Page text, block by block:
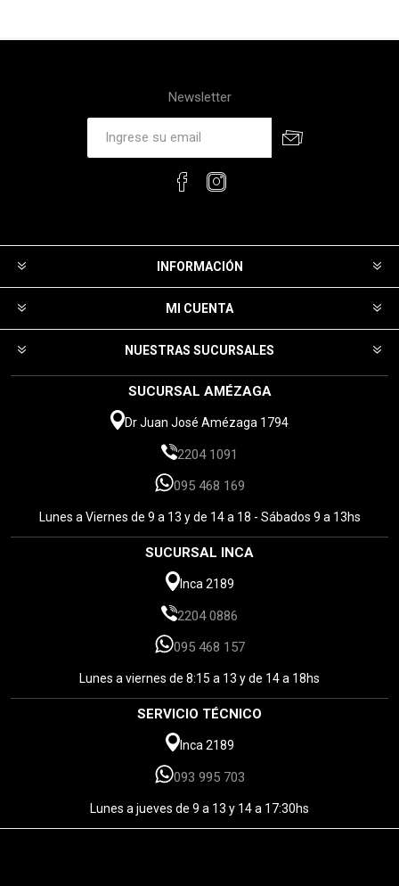
Newsletter
INFORMACIÓN
MI CUENTA
NUESTRAS SUCURSALES
SUCURSAL AMÉZAGA
Dr Juan José Amézaga 1794
2204 1091
095 468 169
Lunes a Viernes de 9 a 13 y de 14 a 18 - Sábados 9 a 13hs
SUCURSAL INCA
Inca 2189
2204 0886
095 468 157
Lunes a viernes de 8:15 a 13 y de 14 a 18hs
SERVICIO TÉCNICO
Inca 2189
093 995 703
Lunes a jueves de 9 a 13 y 14 a 17:30hs